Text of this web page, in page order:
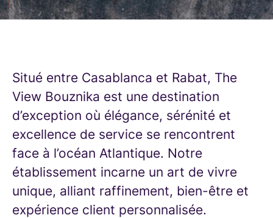
Situé entre Casablanca et Rabat, The
View Bouznika est une destination
d’exception où élégance, sérénité et
excellence de service se rencontrent
face à l’océan Atlantique. Notre
établissement incarne un art de vivre
unique, alliant raffinement, bien-être et
expérience client personnalisée.